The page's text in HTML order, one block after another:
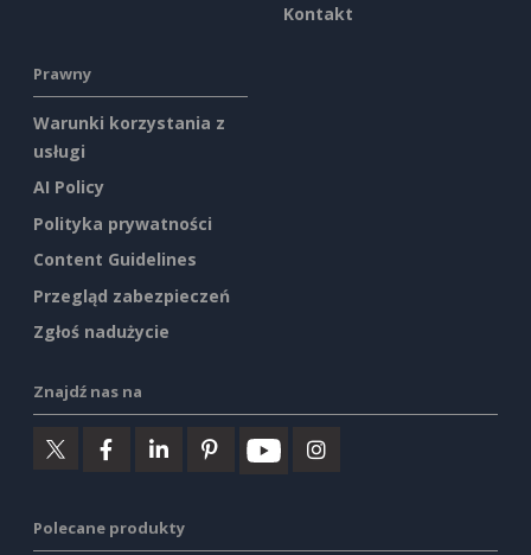
Kontakt
Prawny
Warunki korzystania z
usługi
AI Policy
Polityka prywatności
Content Guidelines
Przegląd zabezpieczeń
Zgłoś nadużycie
Znajdź nas na
Polecane produkty